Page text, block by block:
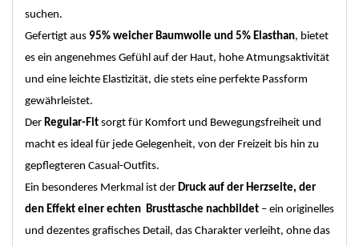
suchen.
Gefertigt aus 95% weicher Baumwolle und 5% Elasthan, bietet
es ein angenehmes Gefühl auf der Haut, hohe Atmungsaktivität
und eine leichte Elastizität, die stets eine perfekte Passform
gewährleistet.
Der Regular-Fit sorgt für Komfort und Bewegungsfreiheit und
macht es ideal für jede Gelegenheit, von der Freizeit bis hin zu
gepflegteren Casual-Outfits.
Ein besonderes Merkmal ist der Druck auf der Herzseite, der
den Effekt einer echten Brusttasche nachbildet – ein originelles
und dezentes grafisches Detail, das Charakter verleiht, ohne das